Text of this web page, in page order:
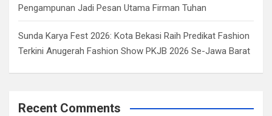
Pengampunan Jadi Pesan Utama Firman Tuhan
Sunda Karya Fest 2026: Kota Bekasi Raih Predikat Fashion
Terkini Anugerah Fashion Show PKJB 2026 Se-Jawa Barat
Recent Comments